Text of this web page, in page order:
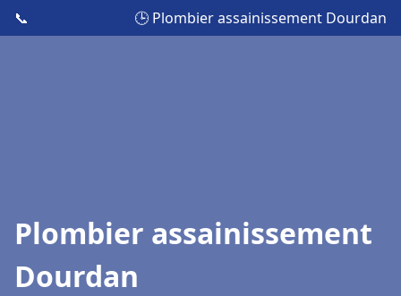
📞 🕒 Plombier assainissement Dourdan
Plombier assainissement
Dourdan